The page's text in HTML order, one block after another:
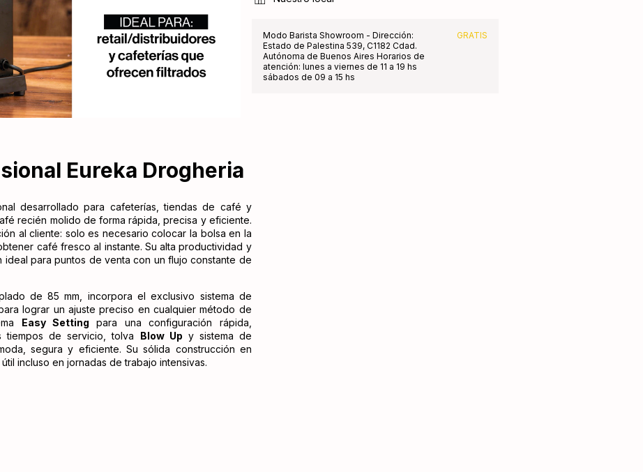
Modo Barista Showroom - Dirección:
Estado de Palestina 539, C1182 Cdad.
Autónoma de Buenos Aires Horarios de
atención: lunes a viernes de 11 a 19 hs
sábados de 09 a 15 hs
GRATIS
Eureka Drogheria
desarrollado para cafeterías, tiendas de café y
recién molido de forma rápida, precisa y eficiente.
al cliente: solo es necesario colocar la bolsa en la
café fresco al instante. Su alta productividad y
para puntos de venta con un flujo constante de
de 85 mm, incorpora el exclusivo sistema de
lograr un ajuste preciso en cualquier método de
Easy Setting para una configuración rápida,
tiempos de servicio, tolva Blow Up y sistema de
segura y eficiente. Su sólida construcción en
incluso en jornadas de trabajo intensivas.